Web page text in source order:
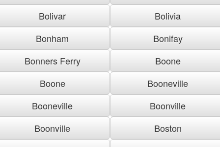
Bolivar
Bolivia
Bonham
Bonifay
Bonners Ferry
Boone
Boone
Booneville
Booneville
Boonville
Boonville
Boston